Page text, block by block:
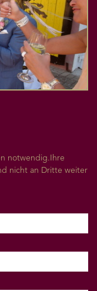
notwendig.Ihre
nicht an Dritte weiter